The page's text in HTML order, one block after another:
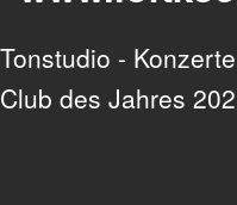
Tonstudio -
Club des Jahres